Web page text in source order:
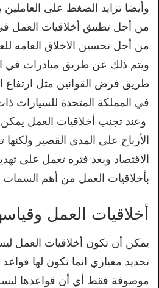
وأيضا تزايد الضغط على
من أجل تطبيق أخلاقيات العمل
من أجل تحسين الاخلاق العامه
ويتم ذلك عن طريق مبادرات في
طريق فرض القوانين مثل
في المملكة المتحدة للسيارات ذات
وعند تجنب أخلاقيات العمل
الأرباح على المدى القصير
الاقتصاد وبعد فتره تعمل على
بأخلاقيات العمل من أهم السمات
أخلاقيات العمل
يمكن أن تكون أخلاقيات العمل
تحديد معياري انما تكون لها
موصوفة فقط أي أن قواعدها